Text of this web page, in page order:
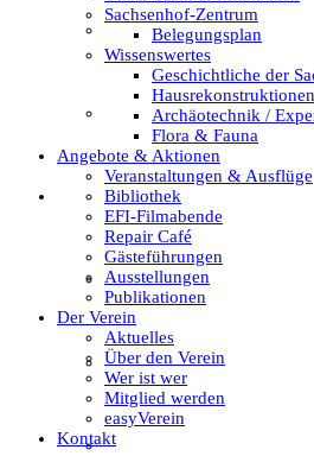
Sachsenhof
Textil
Sachsenhof
Über den Sachsenhof
Aktuelles vom Sachsenhof
Besichtigung & Führungen
Sachsenhof-Zentrum
Belegungsplan
Wissenswertes
Geschichtliche der
Hausrekonstruktionen
Archäotechnik /
Flora & Fauna
Angebote & Aktionen
Veranstaltungen & Ausflüge
Bibliothek
EFI-Filmabende
Repair Café
Gästeführungen
Ausstellungen
Publikationen
Der Verein
Aktuelles
Über den Verein
Wer ist wer
Mitglied werden
easyVerein
Kontakt